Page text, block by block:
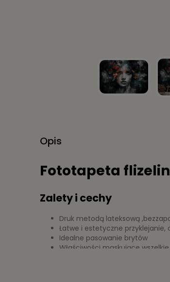
Opis
Fototapeta
Zalety i cechy
Druk metodą lateksową
Łatwe i estetyczne przyklejanie,
Idealne pasowanie brytów
Właściwości maskujące